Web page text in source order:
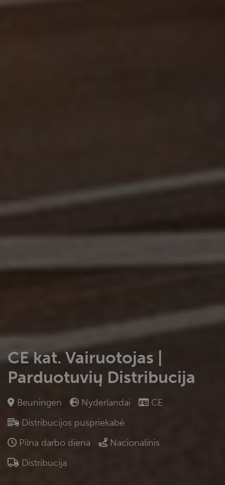
CE kat. Vairuotojas |
Parduotuvių Distribucija
Beuningen Nyderlandai
CE
Distribucijos puspriekabė
Pilna darbo diena
Nacionalinis
Distribucija